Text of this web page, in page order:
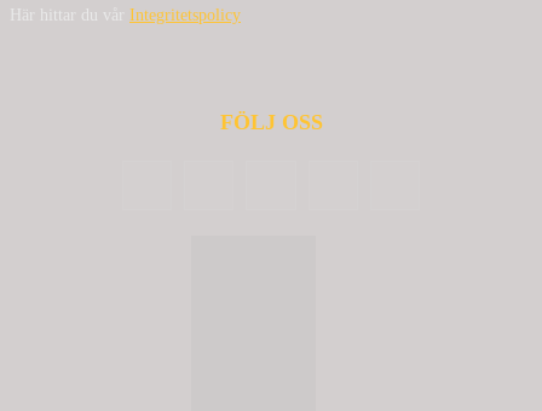
Här hittar du vår Integritetspolicy
FÖLJ OSS